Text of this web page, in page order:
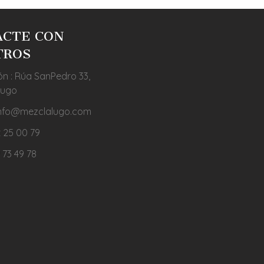
CON
: Rúa SanPedro 33,
25 00 79
49 78